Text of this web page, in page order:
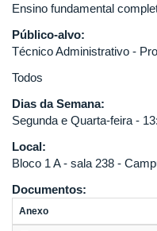
Ensino fundamental
Público-alvo:
Técnico Administrativo -
Todos
Dias da Semana:
Segunda e Quarta-feira -
Local:
Bloco 1 A - sala 238 -
Documentos:
Anexo